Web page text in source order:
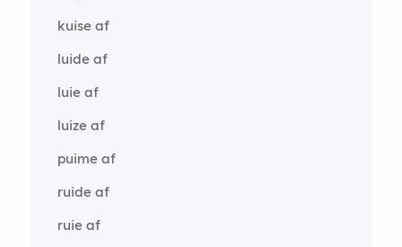
kuise af
luide af
luie af
luize af
puime af
ruide af
ruie af